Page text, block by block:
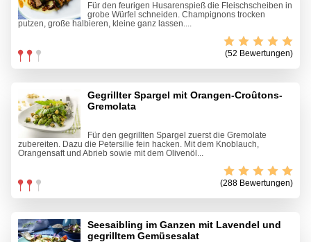
Für den feurigen Husarenspieß die Fleischscheiben in
grobe Würfel schneiden. Champignons trocken
putzen, große halbieren, kleine ganz lassen....
(52 Bewertungen)
Gegrillter Spargel mit Orangen-Croûtons-
Gremolata
Für den gegrillten Spargel zuerst die Gremolate
zubereiten. Dazu die Petersilie fein hacken. Mit dem Knoblauch,
Orangensaft und Abrieb sowie mit dem Olivenöl...
(288 Bewertungen)
Seesaibling im Ganzen mit Lavendel und
gegrilltem Gemüsesalat